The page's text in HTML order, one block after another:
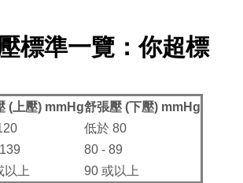
標準一覽：你超標
(上壓) mmHg舒張壓 (下壓) mmHg
低於 80
80 - 89
以上 90 或以上